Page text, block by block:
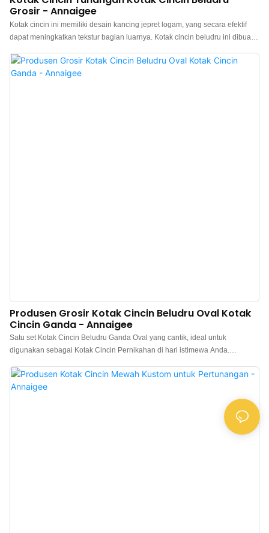
Grosir - Annaigee
Kotak cincin ini memiliki desain kancing jepret logam, yang secara efektif
dapat meningkatkan tekstur bagian luarnya. Kotak cincin beludru ini dibuat
bagian dalam berbahan beludru pilihan yang kontras untuk memberikan
sentuhan warna setiap kali Anda membukanya. Dipadukan dengan tutup
Produsen Grosir Kotak Cincin Beludru Oval Kotak
Cincin Ganda - Annaigee
Satu set Kotak Cincin Beludru Ganda Oval yang cantik, ideal untuk
digunakan sebagai Kotak Cincin Pernikahan di hari istimewa Anda.
yang bagus dan penyimpanan yang aman. Kotak ini juga dapat menampung
hingga 2 pasang anting. Tersedia dalam berbagai warna untuk pengiriman
cepat. Kotak Cincin Pernikahan: Kotak cincin pernikahan oval standar
dengan tekstur yang indah. Kotak ini memiliki ruang untuk satu cincin Mr.
atau Mrs., menampilkan cincin Anda di tengah. Bahan Beludru Berkualitas